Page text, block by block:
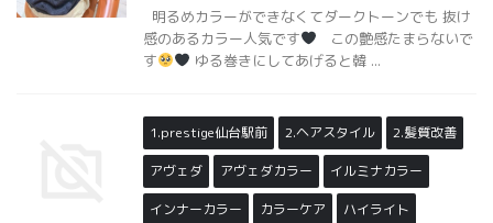
明るめカラーができなくてダークトーンでも 抜け
感のあるカラー人気です
この艶感たまらないで
す
ゆる巻きにしてあげると韓 ...
1.prestige仙台駅前 2.ヘアスタイル 2.髪質改善
アヴェダ アヴェダカラー イルミナカラー
インナーカラー カラーケア ハイライト